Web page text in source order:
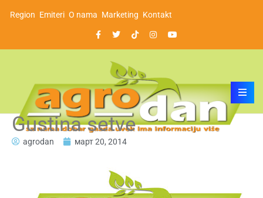
Region Emiteri O nama Marketing Kontakt
Gustina setve
agrodan март 20, 2014